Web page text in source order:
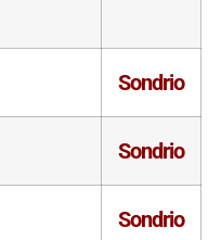
Sondrio
Sondrio
Sondrio